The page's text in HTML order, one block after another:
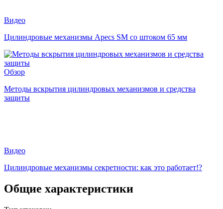
Видео
Цилиндровые механизмы Apecs SM со штоком 65 мм
Обзор
Методы вскрытия цилиндровых механизмов и средства
защиты
Видео
Цилиндровые механизмы секретности: как это работает!?
Общие характеристики